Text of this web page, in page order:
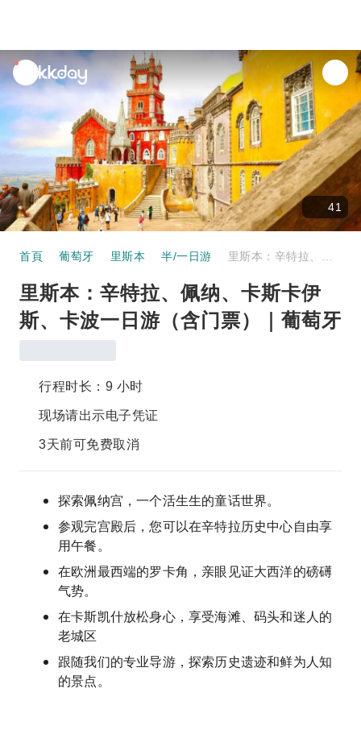
unread
notifications
41
首頁 葡萄牙 里斯本 半/一日游
里斯本：辛特拉、佩纳、卡斯卡伊
斯、卡波一日游（含门票）｜葡萄牙
行程时长：9 小时
现场请出示电子凭证
3天前可免费取消
探索佩纳宫，一个活生生的童话世界。
参观完宫殿后，您可以在辛特拉历史中心自由享
用午餐。
在欧洲最西端的罗卡角，亲眼见证大西洋的磅礡
气势。
在卡斯凯什放松身心，享受海滩、码头和迷人的
老城区
跟随我们的专业导游，探索历史遗迹和鲜为人知
的景点。